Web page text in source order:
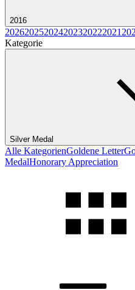
2016
202620252024202320222021
Kategorie
Silver Medal
Alle KategorienGoldene Letter
MedalHonorary Appreciation